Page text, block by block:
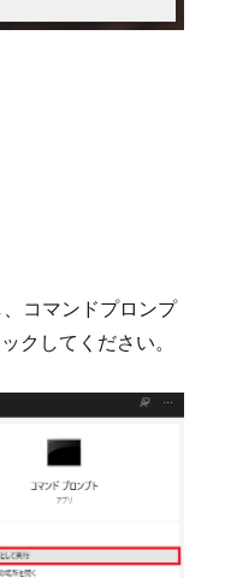
コマンドプロンプ
クしてください。